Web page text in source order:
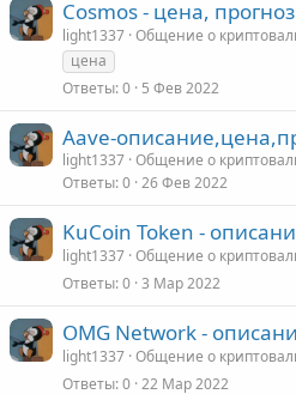
Cosmos - цена,
light1337 Общение о
цена
Ответы 0 5 Фев 2022
Aave-
light1337 Общение о
Ответы 0 26 Фев 2022
KuCoin Token -
light1337 Общение о
Ответы 0 3 Мар 2022
OMG Network -
light1337 Общение о
Ответы 0 22 Мар 2022